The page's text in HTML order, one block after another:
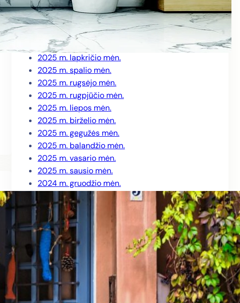
2026 m. kovo mėn.
2026 m. vasario mėn.
2026 m. sausio mėn.
2025 m. gruodžio mėn.
2025 m. lapkričio mėn.
2025 m. spalio mėn.
2025 m. rugsėjo mėn.
2025 m. rugpjūčio mėn.
2025 m. liepos mėn.
2025 m. birželio mėn.
2025 m. gegužės mėn.
2025 m. balandžio mėn.
2025 m. vasario mėn.
2025 m. sausio mėn.
2024 m. gruodžio mėn.
2024 m. lapkričio mėn.
2024 m. spalio mėn.
2024 m. rugsėjo mėn.
2024 m. rugpjūčio mėn.
2024 m. birželio mėn.
2024 m. gegužės mėn.
2024 m. balandžio mėn.
2024 m. kovo mėn.
2024 m. vasario mėn.